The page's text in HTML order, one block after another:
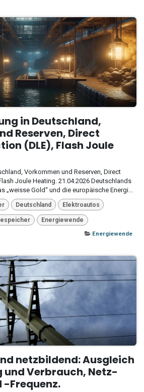
in Deutschland,
Reserven, Direct
(DLE), Flash Joule
Vorkommen und Reserven, Direct
Joule Heating. 21.04.2026 Deutschlands
„weisse Gold“ und die europäische Energi...
Deutschland Elektroautos
Energiewende
Energiewende
netzbildend: Ausgleich
und Verbrauch, Netz-
-Frequenz.